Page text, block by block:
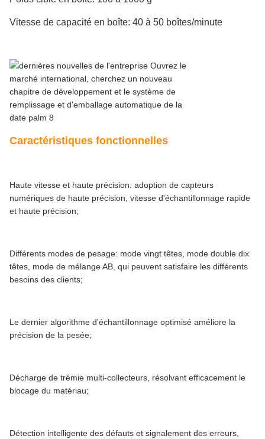
Vitesse de capacité en boîte: 40 à 50 boîtes/minute
Caractéristiques fonctionnelles
Haute vitesse et haute précision: adoption de capteurs
numériques de haute précision, vitesse d'échantillonnage rapide
et haute précision;
Différents modes de pesage: mode vingt têtes, mode double dix
têtes, mode de mélange AB, qui peuvent satisfaire les différents
besoins des clients;
Le dernier algorithme d'échantillonnage optimisé améliore la
précision de la pesée;
Décharge de trémie multi-collecteurs, résolvant efficacement le
blocage du matériau;
Détection intelligente des défauts et signalement des erreurs,